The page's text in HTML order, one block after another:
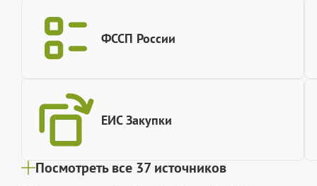
ФССП России
ЕИС Закупки
Посмотреть все 37 источников